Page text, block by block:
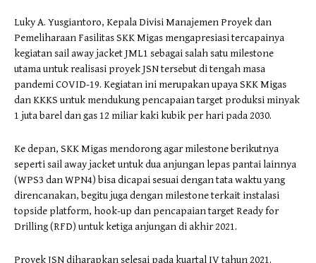
Luky A. Yusgiantoro, Kepala Divisi Manajemen Proyek dan
Pemeliharaan Fasilitas SKK Migas mengapresiasi tercapainya
kegiatan sail away jacket JML1 sebagai salah satu milestone
utama untuk realisasi proyek JSN tersebut di tengah masa
pandemi COVID-19. Kegiatan ini merupakan upaya SKK Migas
dan KKKS untuk mendukung pencapaian target produksi minyak
1 juta barel dan gas 12 miliar kaki kubik per hari pada 2030.
Ke depan, SKK Migas mendorong agar milestone berikutnya
seperti sail away jacket untuk dua anjungan lepas pantai lainnya
(WPS3 dan WPN4) bisa dicapai sesuai dengan tata waktu yang
direncanakan, begitu juga dengan milestone terkait instalasi
topside platform, hook-up dan pencapaian target Ready for
Drilling (RFD) untuk ketiga anjungan di akhir 2021.
Proyek JSN diharapkan selesai pada kuartal IV tahun 2021.